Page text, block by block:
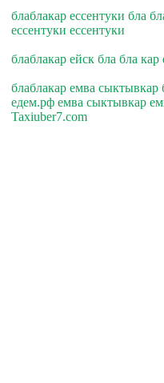
блаблакар ессентуки бла
ессентуки ессентуки
блаблакар ейск бла бла
блаблакар емва сыктывкар
едем.рф емва сыктывкар
Taxiuber7.com